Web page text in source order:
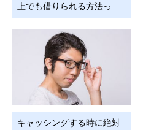
上でも借りられる方法っ…
キャッシングする時に絶対